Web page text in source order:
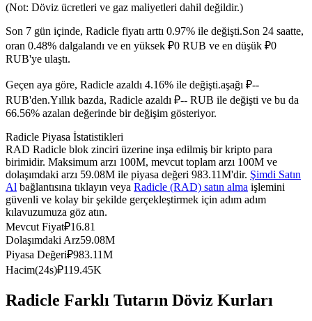
USDC Vadeli İşlemleri
USDC'yi teminat olarak kullanan vadeli işlemler
Kopya Ticaret
En iyi traderlarla güçlerinizi birleştirin
(Not: Döviz ücretleri ve gaz maliyetleri dahil değildir.)
Son 7 gün içinde, Radicle fiyatı arttı 0.97% ile değişti.Son 24 saatte,
oran 0.48% dalgalandı ve en yüksek ₽0 RUB ve en düşük ₽0
RUB'ye ulaştı.
Geçen aya göre, Radicle azaldı 4.16% ile değişti.aşağı ₽--
RUB'den.Yıllık bazda, Radicle azaldı ₽-- RUB ile değişti ve bu da
66.56% azalan değerinde bir değişim gösteriyor.
Radicle Piyasa İstatistikleri
RAD Radicle blok zinciri üzerine inşa edilmiş bir kripto para
birimidir. Maksimum arzı 100M, mevcut toplam arzı 100M ve
dolaşımdaki arzı 59.08M ile piyasa değeri 983.11M'dir. Şimdi Satın
Al bağlantısına tıklayın veya Radicle (RAD) satın alma işlemini
güvenli ve kolay bir şekilde gerçekleştirmek için adım adım
kılavuzumuza göz atın.
Mevcut Fiyat₽16.81
Dolaşımdaki Arz59.08M
Piyasa Değeri₽983.11M
Hacim(24s)₽119.45K
Radicle Farklı Tutarın Döviz Kurları